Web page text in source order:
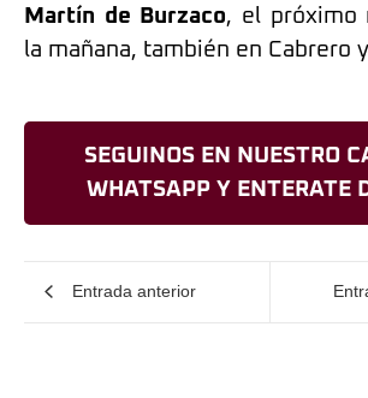
Martín de Burzaco, el próximo
la mañana, también en Cabrero
SEGUINOS EN NUESTRO
WHATSAPP Y ENTERATE
Entrada anterior